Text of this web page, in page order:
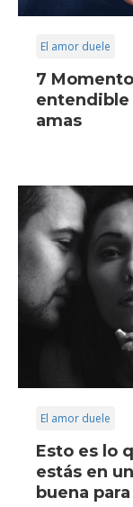
El amor duele
7
entendible
amas
El amor duele
Esto es lo
estás en
buena